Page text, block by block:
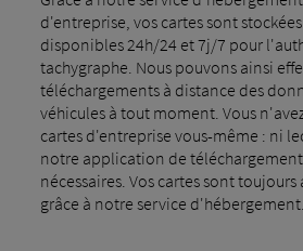
d'entreprise, vos cartes sont
disponibles 24h/24 et 7j/7 pour
tachygraphe. Nous pouvons ainsi
téléchargements à distance des
véhicules à tout moment. Vous
cartes d'entreprise vous-même : ni
notre application de
nécessaires. Vos cartes sont
grâce à notre service d'hébergement.